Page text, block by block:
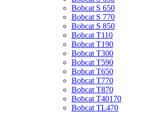
Bobcat S 650
Bobcat S 770
Bobcat S 850
Bobcat T110
Bobcat T190
Bobcat T300
Bobcat T590
Bobcat T650
Bobcat T770
Bobcat T870
Bobcat T40170
Bobcat TL470